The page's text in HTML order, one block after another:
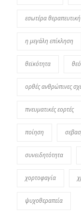
εσωτέρα θεραπευτική
η μεγάλη επίκληση
θεϊκότητα
ορθές ανθρώπινες
πνευματικές εορτές
ποίηση
συνειδητότητα
χορτοφαγία
ψυχοθεραπεία